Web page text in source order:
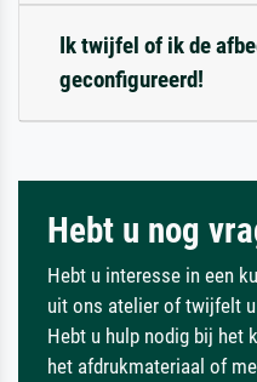
Ik twijfel of ik de
geconfigureerd!
Hebt u nog
Hebt u interesse in een
uit ons atelier of twijfelt
Hebt u hulp nodig bij het
het afdrukmateriaal of